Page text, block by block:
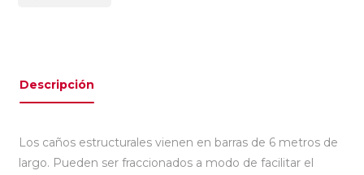
Descripción
Los caños estructurales vienen en barras de 6 metros de
largo. Pueden ser fraccionados a modo de facilitar el